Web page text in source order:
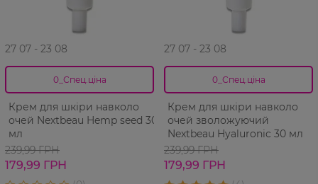
27 07 - 23 08
0_Спец.ціна
Крем для шкіри навколо
очей Nextbeau Hemp seed 30
мл
239,99 ГРН
179,99 ГРН
27 07 - 23 08
0_Спец.ціна
Крем для шкіри навколо
очей зволожуючий
Nextbeau Hyaluronic 30 мл
239,99 ГРН
179,99 ГРН